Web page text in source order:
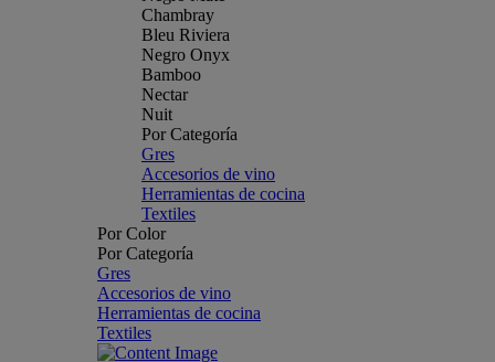
Chambray
Bleu Riviera
Negro Onyx
Bamboo
Nectar
Nuit
Por Categoría
Gres
Accesorios de vino
Herramientas de cocina
Textiles
Por Color
Por Categoría
Gres
Accesorios de vino
Herramientas de cocina
Textiles